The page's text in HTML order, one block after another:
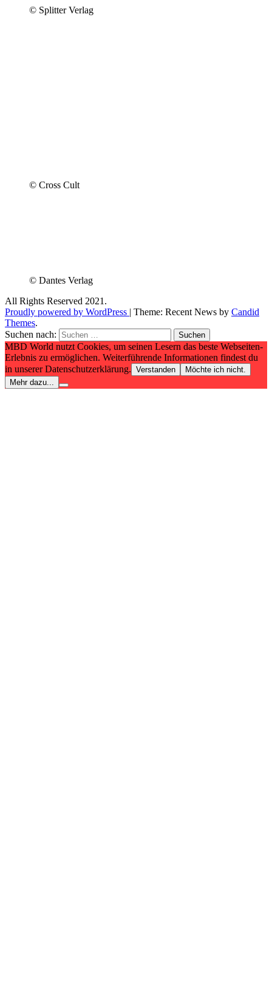
© Splitter Verlag
© Cross Cult
© Dantes Verlag
All Rights Reserved 2021.
Proudly powered by WordPress | Theme: Recent News by Candid
Themes.
Suchen nach:
MBD World nutzt Cookies, um seinen Lesern das beste Webseiten-
Erlebnis zu ermöglichen. Weiterführende Informationen findest du
in unserer Datenschutzerklärung. Verstanden
Möchte ich nicht.
Mehr dazu...